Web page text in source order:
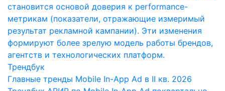
становится основой доверия к performance-
метрикам (показатели, отражающие измеримый
результат рекламной кампании). Эти изменения
формируют более зрелую модель работы брендов,
агентств и технологических платформ.
Трендбук
Главные тренды Mobile In-App Ad в II кв. 2026